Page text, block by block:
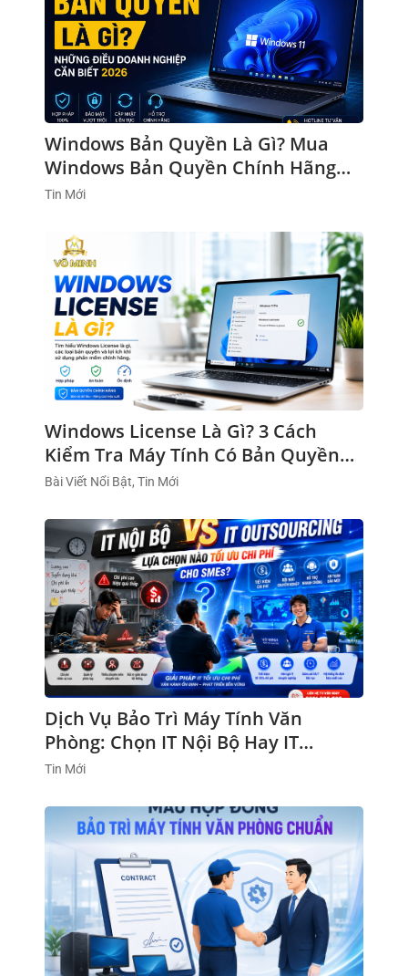
Windows Bản Quyền Là Gì? Mua
Windows Bản Quyền Chính Hãng
2026
Tin Mới
Windows License Là Gì? 3 Cách
Kiểm Tra Máy Tính Có Bản Quyền
Hay Không
Bài Viết Nổi Bật, Tin Mới
Dịch Vụ Bảo Trì Máy Tính Văn
Phòng: Chọn IT Nội Bộ Hay IT
Outsourcing?
Tin Mới